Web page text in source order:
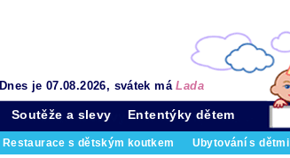
Dnes je 07.08.2026, svátek máLada
Restaurace s dětským koutkem Ubytování s dětmi
Soutěže a slevy Ententýky dětem